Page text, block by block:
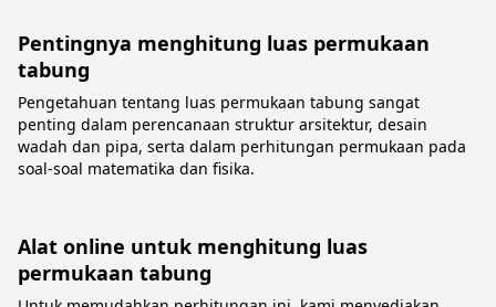
Pentingnya menghitung luas permukaan
tabung
Pengetahuan tentang luas permukaan tabung sangat
penting dalam perencanaan struktur arsitektur, desain
wadah dan pipa, serta dalam perhitungan permukaan pada
soal-soal matematika dan fisika.
Alat online untuk menghitung luas
permukaan tabung